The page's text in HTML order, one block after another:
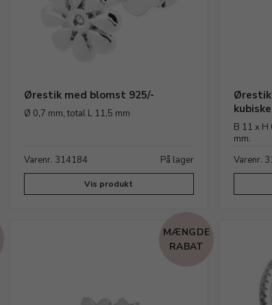
Ørestik med blomst 925/-
Ø 0,7 mm, total L 11,5 mm
Varenr. 314184 På lager
Vis produkt
B 11 x H
mm.
Varenr.
MÆNGDE
RABAT